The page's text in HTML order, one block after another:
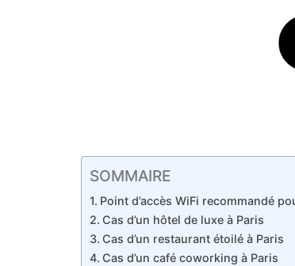
SOMMAIRE
Point d’accès WiFi recommandé
Cas d’un hôtel de luxe à Paris
Cas d’un restaurant étoilé à Paris
Cas d’un café coworking à Paris